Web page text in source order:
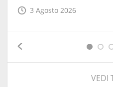
3 Agosto 2026
VEDI